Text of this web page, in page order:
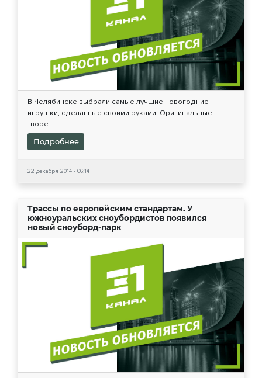
В Челябинске выбрали самые лучшие новогодние
игрушки, сделанные своими руками. Оригинальные
творе...
Подробнее
22 декабря 2014 - 06:14
Трассы по европейским стандартам. У
южноуральских сноубордистов появился
новый сноуборд-парк